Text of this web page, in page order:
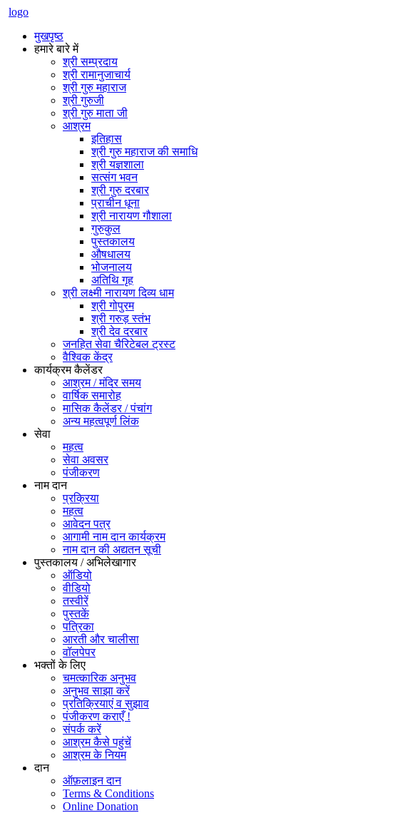
logo
मुखपृष्ठ
हमारे बारे में
श्री सम्प्रदाय
श्री रामानुजाचार्य
श्री गुरु महाराज
श्री गुरुजी
श्री गुरु माता जी
आश्रम
इतिहास
श्री गुरु महाराज की समाधि
श्री यज्ञशाला
सत्संग भवन
श्री गुरु दरबार
प्राचीन धूना
श्री नारायण गौशाला
गुरुकुल
पुस्तकालय
औषधालय
भोजनालय
अतिथि गृह
श्री लक्ष्मी नारायण दिव्य धाम
श्री गोपुरम
श्री गरुड़ स्तंभ
श्री देव दरबार
जनहित सेवा चैरिटेबल ट्रस्ट
वैश्विक केंद्र
कार्यक्रम कैलेंडर
आश्रम / मंदिर समय
वार्षिक समारोह
मासिक कैलेंडर / पंचांग
अन्य महत्वपूर्ण लिंक
सेवा
महत्व
सेवा अवसर
पंजीकरण
नाम दान
प्रक्रिया
महत्व
आवेदन पत्र
आगामी नाम दान कार्यक्रम
नाम दान की अद्यतन सूची
पुस्तकालय / अभिलेखागार
ऑडियो
वीडियो
तस्वीरें
पुस्तकें
पत्रिका
आरती और चालीसा
वॉलपेपर
भक्तों के लिए
चमत्कारिक अनुभव
अनुभव साझा करें
प्रतिक्रियाएं व सुझाव
पंजीकरण कराएँ !
संपर्क करें
आश्रम कैसे पहुंचें
आश्रम के नियम
दान
ऑफ़लाइन दान
Terms & Conditions
Online Donation